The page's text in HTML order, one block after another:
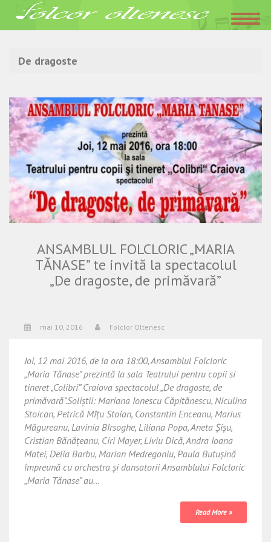
Acasa»De dragoste
De dragoste
ANSAMBLUL FOLCLORIC „MARIA
TĂNASE” te invită la spectacolul
„De dragoste, de primăvară”
mai 10, 2016 Folclor Oltenesc
Joi, 12 mai 2016, de la ora 18:00, Ansamblul Folcloric
„Maria Tănase” prezintă la sala Teatrului pentru copii si
tineret „Colibri” Craiova spectacolul „De dragoste, de
primăvară”.Soliştii: Mariana Ionescu Căpitănescu, Niculina
Stoican, Petrică Mîţu Stoian, Constantin Enceanu, Marius
Măgureanu, Lavinia Bîrsoghe, Liliana Popa, Aneta Şişu,
Cristian Bănăţeanu, Ciri Mayer, Liviu Dică, Andra Ioana
Matei, Delia Barbu, Marian Medregoniu, Paula Butuşină
împreună cu orchestra şi dansatorii Ansamblului Folcloric
„Maria Tănase” au…
Read More »